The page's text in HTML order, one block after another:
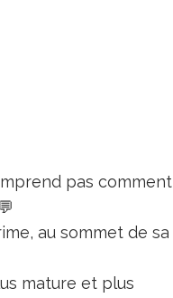
pas comment
au sommet de sa
mature et plus